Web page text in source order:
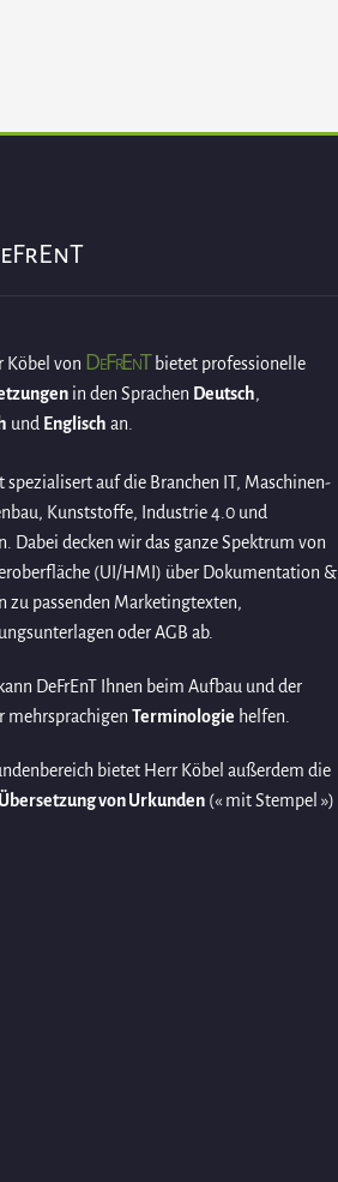
Köbel von DeFrEnT bietet professionelle
in den Sprachen Deutsch,
und Englisch an.
spezialisert auf die Branchen IT, Maschinen-
Kunststoffe, Industrie 4.0 und
Dabei decken wir das ganze Spektrum von
(UI/HMI) über Dokumentation &
zu passenden Marketingtexten,
oder AGB ab.
DeFrEnT Ihnen beim Aufbau und der
mehrsprachigen Terminologie helfen.
bietet Herr Köbel außerdem die
von Urkunden (« mit Stempel »)